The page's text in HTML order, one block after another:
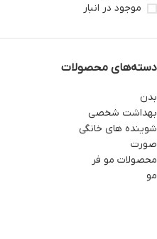
موجود در انبار
دسته‌های محصولات
بدن
بهداشت شخصی
شوینده های خانگی
صورت
محصولات مو فر
مو